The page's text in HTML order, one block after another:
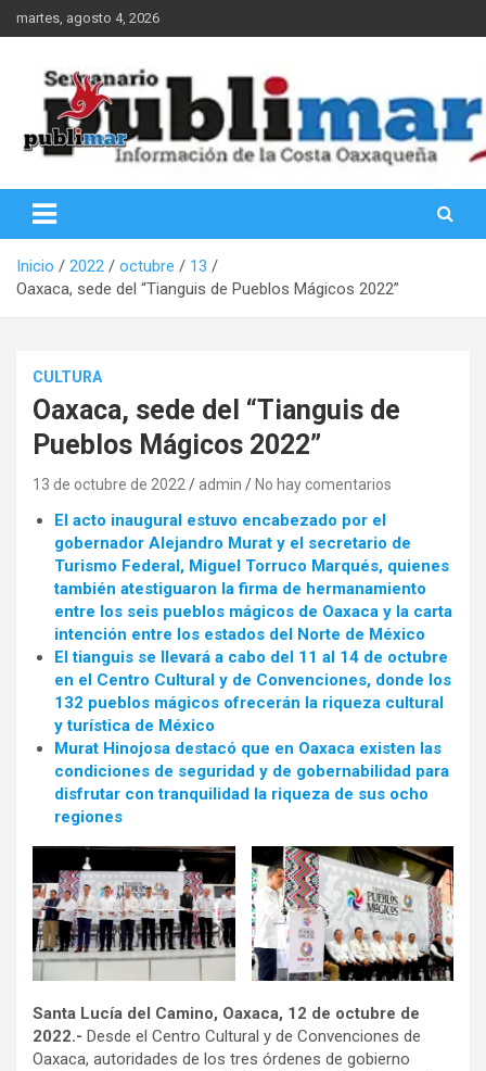
al
martes, agosto 4, 2026
PubliMar
Inicio 2022 octubre
13
Oaxaca, sede del “Tianguis de Pueblos Mágicos 2022”
CULTURA
Oaxaca, sede del “Tianguis de
Pueblos Mágicos 2022”
13 de octubre de 2022 admin No hay comentarios
El acto inaugural estuvo encabezado por el
gobernador Alejandro Murat y el secretario de
Turismo Federal, Miguel Torruco Marqués, quienes
también atestiguaron la firma de hermanamiento
entre los seis pueblos mágicos de Oaxaca y la carta
intención entre los estados del Norte de México
El tianguis se llevará a cabo del 11 al 14 de octubre
en el Centro Cultural y de Convenciones, donde los
132 pueblos mágicos ofrecerán la riqueza cultural
y turística de México
Murat Hinojosa destacó que en Oaxaca existen las
condiciones de seguridad y de gobernabilidad para
disfrutar con tranquilidad la riqueza de sus ocho
regiones
Santa Lucía del Camino, Oaxaca, 12 de octubre de
2022.- Desde el Centro Cultural y de Convenciones de
Oaxaca, autoridades de los tres órdenes de gobierno